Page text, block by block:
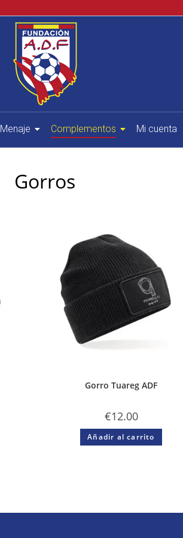
Menaje Complementos Mi cuenta
Gorros
Gorro Tuareg ADF
€12.00
Añadir al carrito